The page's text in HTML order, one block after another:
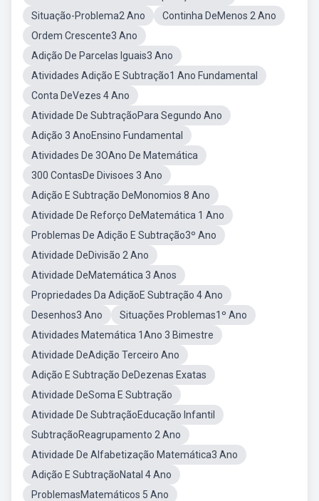
Situação-Problema2 Ano
Continha DeMenos 2 Ano
Ordem Crescente3 Ano
Adição De Parcelas Iguais3 Ano
Atividades Adição E Subtração1 Ano Fundamental
Conta DeVezes 4 Ano
Atividade De SubtraçãoPara Segundo Ano
Adição 3 AnoEnsino Fundamental
Atividades De 3OAno De Matemática
300 ContasDe Divisoes 3 Ano
Adição E Subtração DeMonomios 8 Ano
Atividade De Reforço DeMatemática 1 Ano
Problemas De Adição E Subtração3º Ano
Atividade DeDivisão 2 Ano
Atividade DeMatemática 3 Anos
Propriedades Da AdiçãoE Subtração 4 Ano
Desenhos3 Ano
Situações Problemas1º Ano
Atividades Matemática 1Ano 3 Bimestre
Atividade DeAdição Terceiro Ano
Adição E Subtração DeDezenas Exatas
Atividade DeSoma E Subtração
Atividade De SubtraçãoEducação Infantil
SubtraçãoReagrupamento 2 Ano
Atividade De Alfabetização Matemática3 Ano
Adição E SubtraçãoNatal 4 Ano
ProblemasMatemáticos 5 Ano